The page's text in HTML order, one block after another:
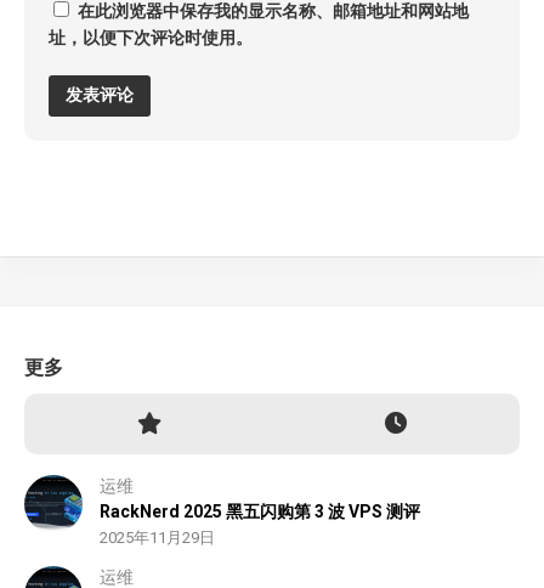
在此浏览器中保存我的显示名称、邮箱地址和网站地
址，以便下次评论时使用。
更多
运维
RackNerd 2025 黑五闪购第 3 波 VPS 测评
2025年11月29日
运维